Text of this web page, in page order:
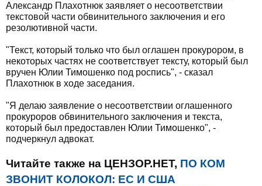
Александр Плахотнюк заявляет о несоответствии
текстовой части обвинительного заключения и его
резолютивной части.
"Текст, который только что был оглашен прокурором, в
некоторых частях не соответствует тексту, который был
вручен Юлии Тимошенко под роспись", - сказал
Плахотнюк в ходе заседания.
"Я делаю заявление о несоответствии оглашенного
прокуроров обвинительного заключения и текста,
который был предоставлен Юлии Тимошенко", -
подчеркнул адвокат.
Читайте также на ЦЕНЗОР.НЕТ, ПО КОМ
ЗВОНИТ КОЛОКОЛ: ЕС И США